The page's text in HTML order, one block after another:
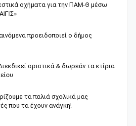
οχήματα για την ΠΑΜ-Θ μέσω
προειδοποιεί ο δήμος
οριστικά & δωρεάν τα κτίρια
τα παλιά σχολικά μας
που τα έχουν ανάγκη!